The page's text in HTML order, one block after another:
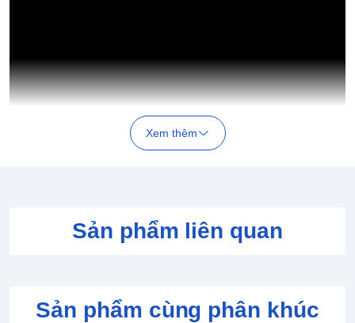
Xem thêm
Sản phẩm liên quan
Sản phẩm cùng phân khúc